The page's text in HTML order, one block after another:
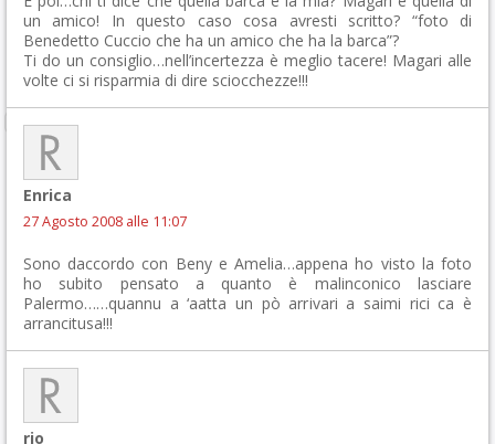
un amico! In questo caso cosa avresti scritto? “foto di
Benedetto Cuccio che ha un amico che ha la barca”?
Ti do un consiglio…nell’incertezza è meglio tacere! Magari alle
volte ci si risparmia di dire sciocchezze!!!
Enrica
27 Agosto 2008 alle 11:07
Sono daccordo con Beny e Amelia…appena ho visto la foto
ho subito pensato a quanto è malinconico lasciare
Palermo……quannu a ‘aatta un pò arrivari a saimi rici ca è
arrancitusa!!!
rio